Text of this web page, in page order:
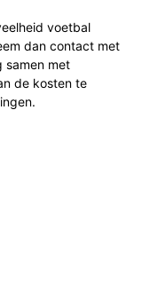
voetbal
dan contact met
samen met
de kosten te